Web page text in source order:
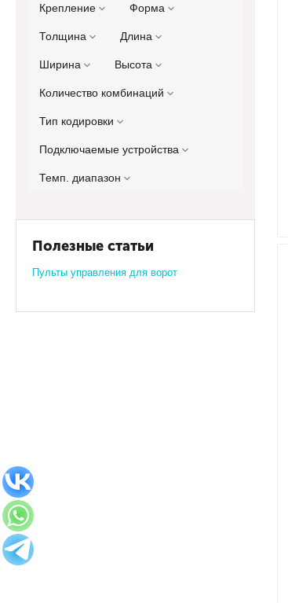
Крепление Форма
Толщина Длина
Ширина Высота
Количество комбинаций
Тип кодировки
Подключаемые устройства
Темп. диапазон
Полезные статьи
Пульты управления для ворот